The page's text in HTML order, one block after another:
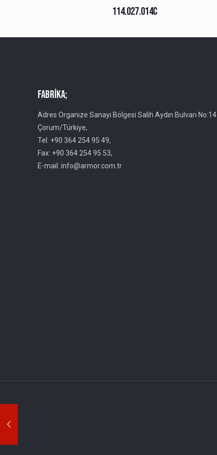
114.027.014C
Fabrika;
Adres Organize Sanayi Bölgesi Salih Aydın Bulvarı No:14
Çorum/Türkiye,
Tel: +90 364 254 95 49,
Fax: +90 364 254 95 53,
E-mail: info@armor.com.tr